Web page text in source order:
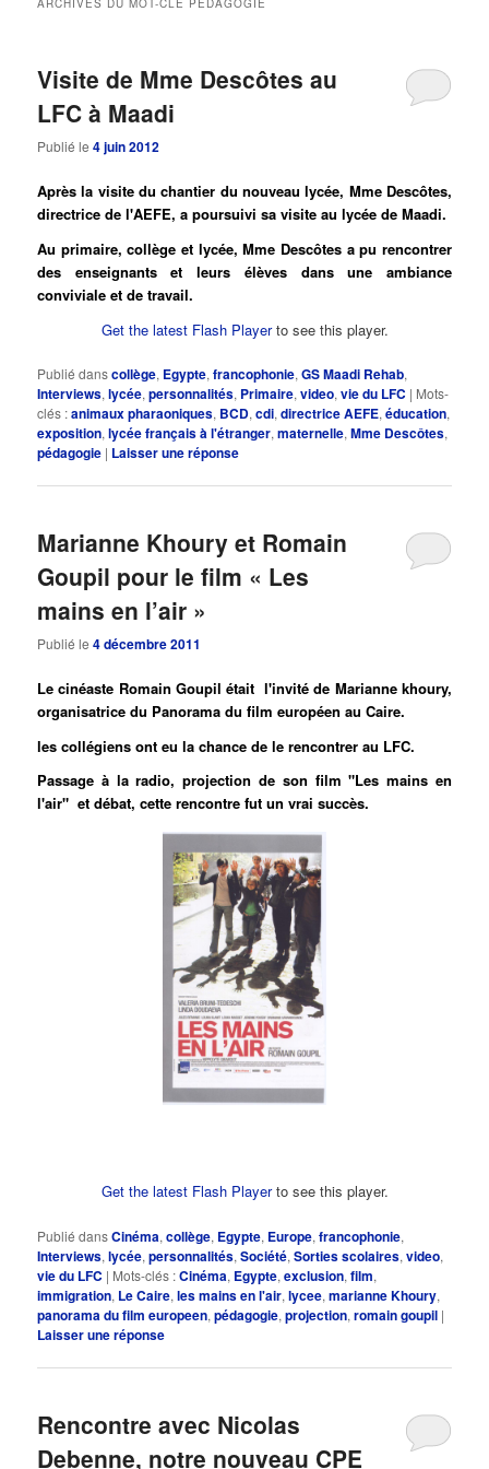
ARCHIVES DU MOT-CLÉ PÉDAGOGIE
Visite de Mme Descôtes au
LFC à Maadi
Publié le4 juin 2012
Après la visite du chantier du nouveau lycée, Mme Descôtes,
directrice de l'AEFE, a poursuivi sa visite au lycée de Maadi.
Au primaire, collège et lycée, Mme Descôtes a pu rencontrer
des enseignants et leurs élèves dans une ambiance
conviviale et de travail.
Get the latest Flash Playerto see this player.
Publié danscollège, Egypte,francophonie,GS Maadi Rehab,
Interviews,lycée,personnalités, Primaire,video,vie du LFC | Mots-
clés :animaux pharaoniques, BCD,cdi,directrice AEFE,éducation,
exposition,lycée français à l'étranger,maternelle,Mme Descôtes,
pédagogie | Laisser une réponse
Marianne Khoury et Romain
Goupil pour le film « Les
mains en l’air »
Publié le4 décembre 2011
Le cinéaste Romain Goupil était l'invité de Marianne khoury,
organisatrice du Panorama du film européen au Caire.
les collégiens ont eu la chance de le rencontrer au LFC.
Passage à la radio, projection de son film "Les mains en
l'air" et débat, cette rencontre fut un vrai succès.
Get the latest Flash Playerto see this player.
Publié dansCinéma,collège, Egypte, Europe,francophonie,
Interviews,lycée,personnalités,Société,Sorties scolaires,video,
vie du LFC | Mots-clés :Cinéma, Egypte,exclusion,film,
immigration, Le Caire,les mains en l'air,lycee,marianne Khoury,
panorama du film europeen,pédagogie,projection,romain goupil |
Laisser une réponse
Rencontre avec Nicolas
Debenne, notre nouveau CPE